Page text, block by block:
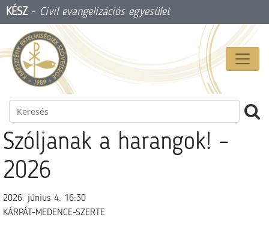
KÉSZ- Civil evangelizációs egyesület
Szóljanak a harangok! –
2026
2026. június 4. 16:30
KÁRPÁT-MEDENCE-SZERTE